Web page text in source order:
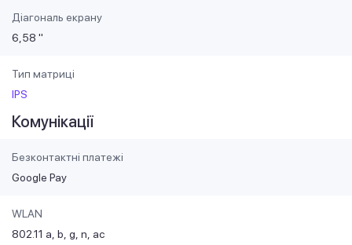
Діагональ екрану
6,58 "
Тип матриці
IPS
Комунікації
Безконтактні платежі
Google Pay
WLAN
802.11 a b g n ac